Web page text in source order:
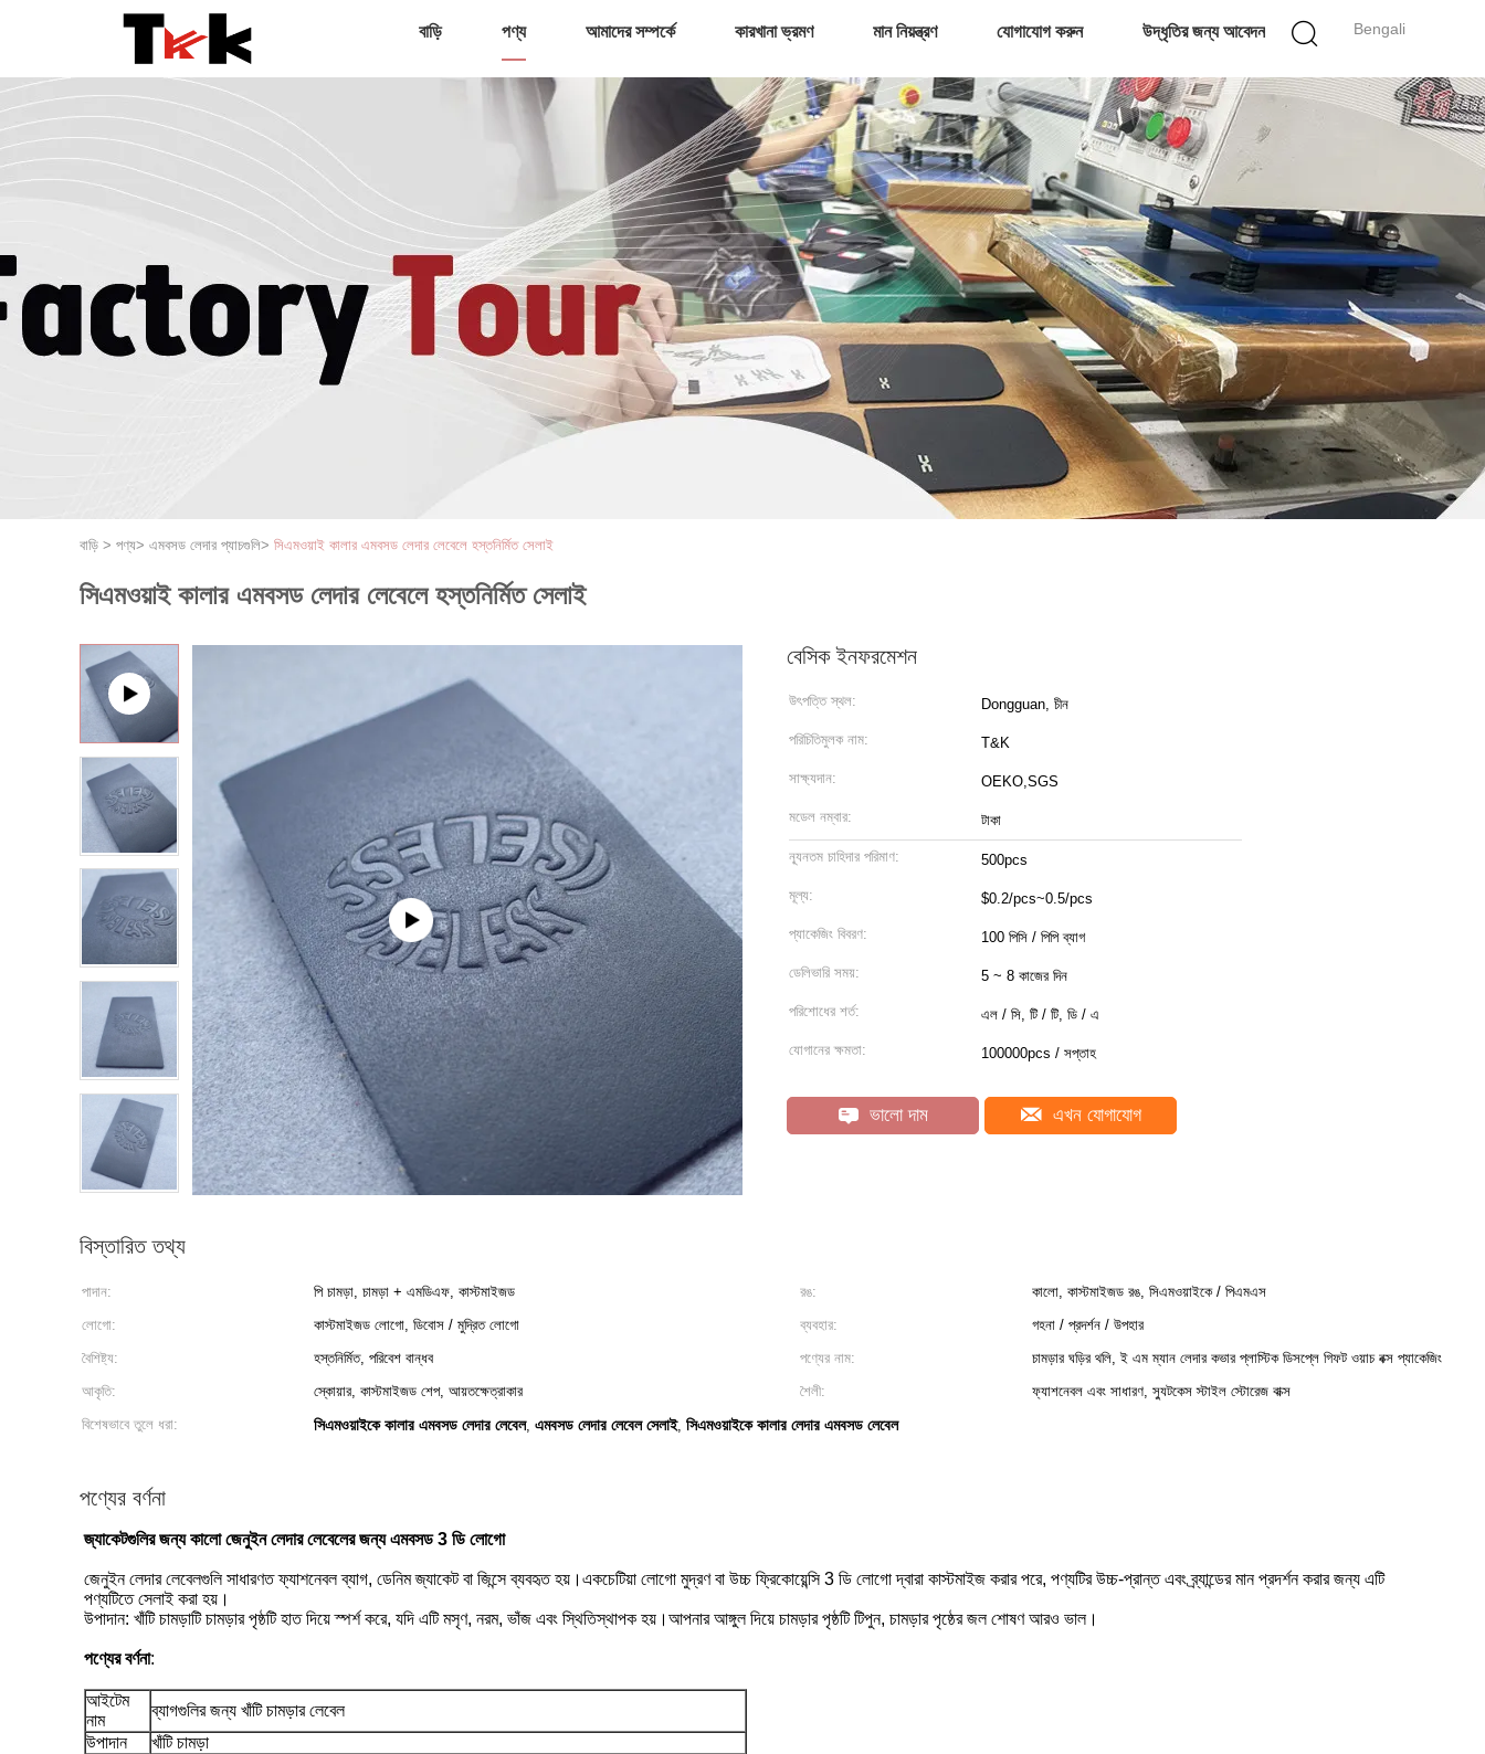
Bengali
বাড়ি পণ্য আমাদের সম্পর্কে কারখানা ভ্রমণ মান নিয়ন্ত্রণ যোগাযোগ করুন উদ্ধৃতির জন্য আবেদন
বাড়ি > পণ্য> এমবসড লেদার প্যাচগুলি> সিএমওয়াই কালার এমবসড লেদার লেবেলে হস্তনির্মিত সেলাই
সিএমওয়াই কালার এমবসড লেদার লেবেলে হস্তনির্মিত সেলাই
বেসিক ইনফরমেশন
উৎপত্তি স্থল: Dongguan, চীন
পরিচিতিমুলক নাম: T&K
সাক্ষ্যদান: OEKO,SGS
মডেল নম্বার: টাকা
ন্যূনতম চাহিদার পরিমাণ: 500pcs
মূল্য: $0.2/pcs~0.5/pcs
প্যাকেজিং বিবরণ: 100 পিসি / পিপি ব্যাগ
ডেলিভারি সময়: 5 ~ 8 কাজের দিন
পরিশোধের শর্ত: এল / সি, টি / টি, ডি / এ
যোগানের ক্ষমতা: 100000pcs / সপ্তাহ
ভালো দাম এখন যোগাযোগ
বিস্তারিত তথ্য
পাদান: পি চামড়া, চামড়া + এমডিএফ, কাস্টমাইজড রঙ:
কালো, কাস্টমাইজড রঙ, সিএমওয়াইকে / পিএমএস
লোগো:
কাস্টমাইজড লোগো, ডিবোস / মুদ্রিত লোগো ব্যবহার:
গহনা / প্রদর্শন / উপহার
বৈশিষ্ট্য:
হস্তনির্মিত, পরিবেশ বান্ধব পণ্যের নাম:
চামড়ার ঘড়ির থলি, ই এম ম্যান লেদার কভার প্লাস্টিক ডিসপ্লে গিফট ওয়াচ বক্স প্যাকেজিং
আকৃতি:
স্কোয়ার, কাস্টমাইজড শেপ, আয়তক্ষেত্রাকার শৈলী:
ফ্যাশনেবল এবং সাধারণ, স্যুটকেস স্টাইল স্টোরেজ বাক্স
বিশেষভাবে তুলে ধরা:
সিএমওয়াইকে কালার এমবসড লেদার লেবেল, এমবসড লেদার লেবেল সেলাই, সিএমওয়াইকে কালার লেদার এমবসড লেবেল
পণ্যের বর্ণনা
জ্যাকেটগুলির জন্য কালো জেনুইন লেদার লেবেলের জন্য এমবসড 3 ডি লোগো
জেনুইন লেদার লেবেলগুলি সাধারণত ফ্যাশনেবল ব্যাগ, ডেনিম জ্যাকেট বা জিন্সে ব্যবহৃত হয়।একচেটিয়া লোগো মুদ্রণ বা উচ্চ ফ্রিকোয়েন্সি 3 ডি লোগো দ্বারা কাস্টমাইজ করার পরে, পণ্যটির উচ্চ-প্রান্ত এবং ব্র্যান্ডের মান প্রদর্শন করার জন্য এটি
পণ্যটিতে সেলাই করা হয়।
উপাদান: খাঁটি চামড়াটি চামড়ার পৃষ্ঠটি হাত দিয়ে স্পর্শ করে, যদি এটি মসৃণ, নরম, ভাঁজ এবং স্থিতিস্থাপক হয়।আপনার আঙ্গুল দিয়ে চামড়ার পৃষ্ঠটি টিপুন, চামড়ার পৃষ্ঠের জল শোষণ আরও ভাল।
পণ্যের বর্ণনা:
আইটেম
নাম
ব্যাগগুলির জন্য খাঁটি চামড়ার লেবেল
উপাদান
খাঁটি চামড়া